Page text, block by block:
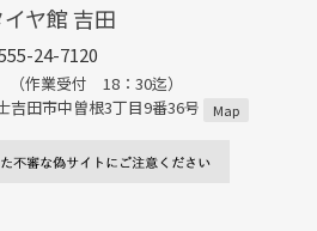
イヤ館 吉田
24-7120
作業受付 18：30迄）
田市中曽根3丁目9番36号
Map